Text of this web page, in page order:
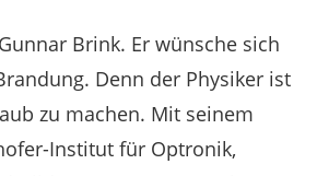
Brink. Er wünsche sich
Denn der Physiker ist
zu machen. Mit seinem
Institut für Optronik,